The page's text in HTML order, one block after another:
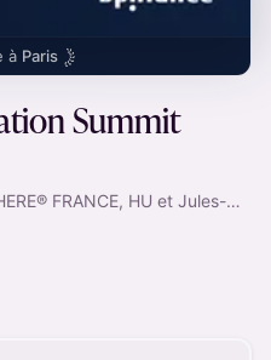
à Paris
Summit
Organisé par KRYPTOSPHERE® FRANCE, HU et Jules-Grégoire